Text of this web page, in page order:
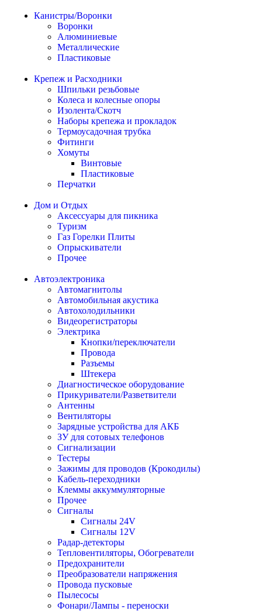
Канистры/Воронки
Воронки
Алюминиевые
Металлические
Пластиковые
Крепеж и Расходники
Шпильки резьбовые
Колеса и колесные опоры
Изолента/Скотч
Наборы крепежа и прокладок
Термоусадочная трубка
Фитинги
Хомуты
Винтовые
Пластиковые
Перчатки
Дом и Отдых
Аксессуары для пикника
Туризм
Газ Горелки Плиты
Опрыскиватели
Прочее
Автоэлектроника
Автомагнитолы
Автомобильная акустика
Автохолодильники
Видеорегистраторы
Электрика
Кнопки/переключатели
Провода
Разъемы
Штекера
Диагностическое оборудование
Прикуриватели/Разветвители
Антенны
Вентиляторы
Зарядные устройства для АКБ
ЗУ для сотовых телефонов
Сигнализации
Тестеры
Зажимы для проводов (Крокодилы)
Кабель-переходники
Клеммы аккуммуляторные
Прочее
Сигналы
Сигналы 24V
Сигналы 12V
Радар-детекторы
Тепловентиляторы, Обогреватели
Предохранители
Преобразователи напряжения
Провода пусковые
Пылесосы
Фонари/Лампы - переноски